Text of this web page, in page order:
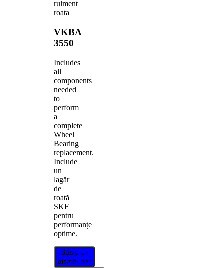
rulment
roata
VKBA
3550
Includes
all
components
needed
to
perform
a
complete
Wheel
Bearing
replacement.
Include
un
lagăr
de
roată
SKF
pentru
performanțe
optime.
Găsiți un
distribuitor